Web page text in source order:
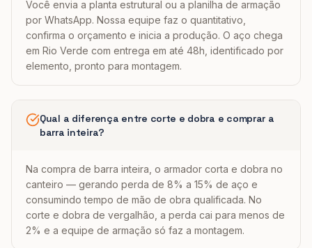
Você envia a planta estrutural ou a planilha de armação
por WhatsApp. Nossa equipe faz o quantitativo,
confirma o orçamento e inicia a produção. O aço chega
em Rio Verde com entrega em até 48h, identificado por
elemento, pronto para montagem.
Qual a diferença entre corte e dobra e comprar a
barra inteira?
Na compra de barra inteira, o armador corta e dobra no
canteiro — gerando perda de 8% a 15% de aço e
consumindo tempo de mão de obra qualificada. No
corte e dobra de vergalhão, a perda cai para menos de
2% e a equipe de armação só faz a montagem.